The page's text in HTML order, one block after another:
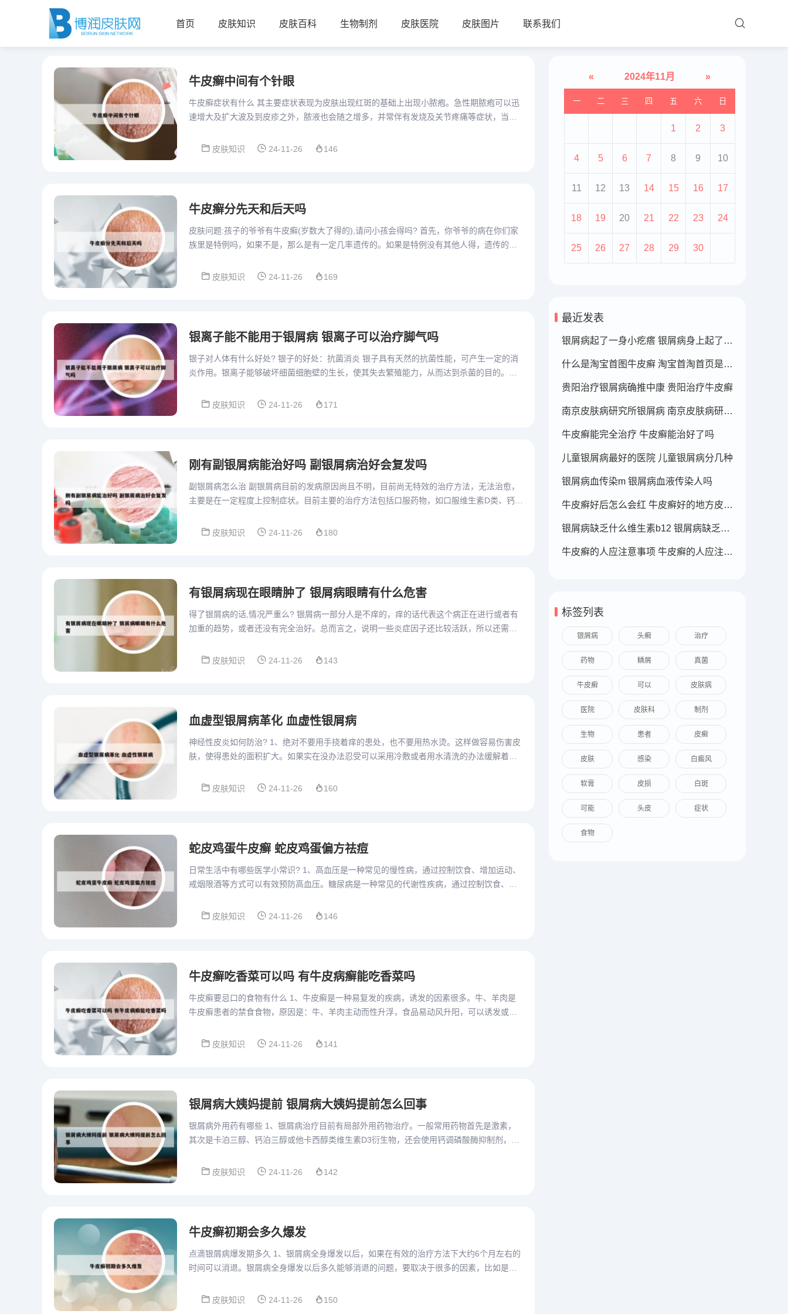
首页 皮肤知识 皮肤百科 生物制剂 皮肤医院 皮肤图片 联系我们
牛皮癣中间有个针眼
牛皮癣症状有什么 其主要症状表现为皮肤出现红斑的基础上出现小脓疱。急性期脓疱可以迅
速增大及扩大波及到皮疹之外，脓液也会随之增多，并常伴有发烧及关节疼痛等症状，当症
皮肤知识
24-11-26 146
牛皮癣分先天和后天吗
皮肤问题:孩子的爷爷有牛皮癣(岁数大了得的),请问小孩会得吗? 首先，你爷爷的病在你们家
族里是特例吗，如果不是，那么是有一定几率遗传的。如果是特例没有其他人得，遗传的几
皮肤知识
24-11-26 169
银离子能不能用于银屑病 银离子可以治疗脚气吗
银子对人体有什么好处? 银子的好处：抗菌消炎 银子具有天然的抗菌性能，可产生一定的消
炎作用。银离子能够破坏细菌细胞壁的生长，使其失去繁殖能力，从而达到杀菌的目的。因
皮肤知识
24-11-26 171
刚有副银屑病能治好吗 副银屑病治好会复发吗
副银屑病怎么治 副银屑病目前的发病原因尚且不明，目前尚无特效的治疗方法，无法治愈，
主要是在一定程度上控制症状。目前主要的治疗方法包括口服药物，如口服维生素D类、钙剂
皮肤知识
24-11-26 180
有银屑病现在眼睛肿了 银屑病眼睛有什么危害
得了银屑病的话,情况严重么? 银屑病一部分人是不痒的，痒的话代表这个病正在进行或者有
加重的趋势，或者还没有完全治好。总而言之，说明一些炎症因子还比较活跃，所以还需要
皮肤知识
24-11-26 143
血虚型银屑病革化 血虚性银屑病
神经性皮炎如何防治? 1、绝对不要用手挠着痒的患处，也不要用热水烫。这样做容易伤害皮
肤，使得患处的面积扩大。如果实在没办法忍受可以采用冷敷或者用水清洗的办法缓解着痒
皮肤知识
24-11-26 160
蛇皮鸡蛋牛皮癣 蛇皮鸡蛋偏方祛痘
日常生活中有哪些医学小常识? 1、高血压是一种常见的慢性病，通过控制饮食、增加运动、
戒烟限酒等方式可以有效预防高血压。糖尿病是一种常见的代谢性疾病，通过控制饮食、增
皮肤知识
24-11-26 146
牛皮癣吃香菜可以吗 有牛皮病癣能吃香菜吗
牛皮癣要忌口的食物有什么 1、牛皮癣是一种易复发的疾病，诱发的因素很多。牛、羊肉是
牛皮癣患者的禁食食物，原因是：牛、羊肉主动而性升浮，食品易动风升阳，可以诱发或加
皮肤知识
24-11-26 141
银屑病大姨妈提前 银屑病大姨妈提前怎么回事
银屑病外用药有哪些 1、银屑病治疗目前有局部外用药物治疗。一般常用药物首先是激素，
其次是卡泊三醇、钙泊三醇或他卡西醇类维生素D3衍生物，还会使用钙调磷酸酶抑制剂，比
皮肤知识
24-11-26 142
牛皮癣初期会多久爆发
点滴银屑病爆发期多久 1、银屑病全身爆发以后，如果在有效的治疗方法下大约6个月左右的
时间可以消退。银屑病全身爆发以后多久能够消退的问题，要取决于很多的因素，比如是什
皮肤知识
24-11-26 150
« 2024年11月 »
一 二 三 四 五 六 日
1 2 3
4 5 6 7 8 9 10
11 12 13 14 15 16 17
18 19 20 21 22 23 24
25 26 27 28 29 30
最近发表
银屑病起了一身小疙瘩 银屑病身上起了好多疙瘩
什么是淘宝首图牛皮癣 淘宝首淘首页是什么
贵阳治疗银屑病确推中康 贵阳治疗牛皮癣
南京皮肤病研究所银屑病 南京皮肤病研究所看银屑病哪个医生厉害
牛皮癣能完全治疗 牛皮癣能治好了吗
儿童银屑病最好的医院 儿童银屑病分几种
银屑病血传染m 银屑病血液传染人吗
牛皮癣好后怎么会红 牛皮癣好的地方皮肤变红
银屑病缺乏什么维生素b12 银屑病缺乏什么维生素b12可以补充
牛皮癣的人应注意事项 牛皮癣的人应注意事项
标签列表
银屑病 头癣 治疗
药物 鳞屑 真菌
牛皮癣 可以 皮肤病
医院 皮肤科 制剂
生物 患者 皮癣
皮肤 感染 白癜风
软膏 皮损 白斑
可能 头皮 症状
食物